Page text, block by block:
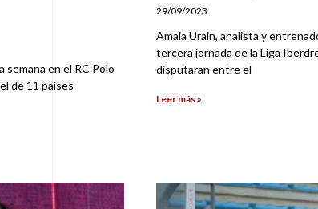
semana en el RC Polo
de 11 países
29/09/2023
Amaia Urain, analista y
tercera jornada de la Liga
disputaran entre el
Leer más »